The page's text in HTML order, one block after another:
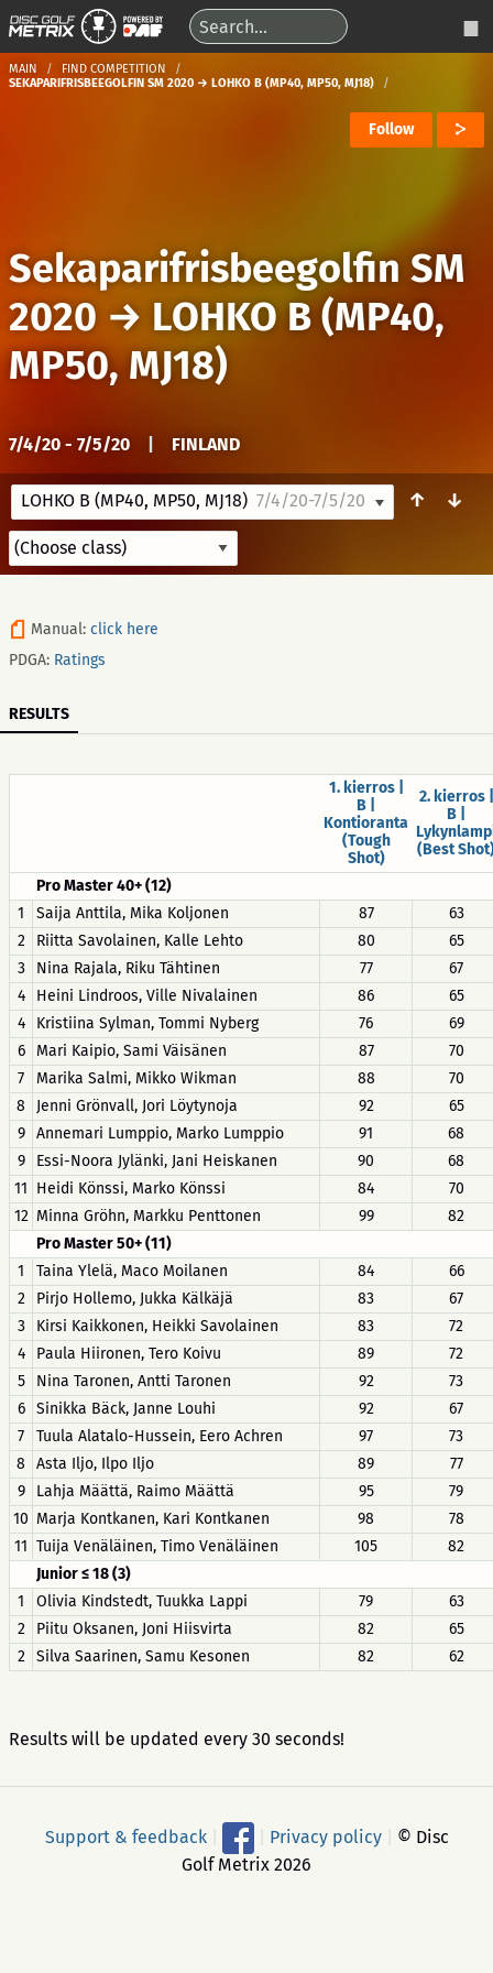
MAIN
FIND COMPETITION
SEKAPARIFRISBEEGOLFIN SM 2020 → LOHKO B (MP40, MP50, MJ18)
Follow
Sekaparifrisbeegolfin SM
2020 → LOHKO B (MP40,
MP50, MJ18)
7/4/20 - 7/5/20 FINLAND
LOHKO B (MP40, MP50, MJ18) 7/4/20-7/5/20 ↑ ↓
Manual: click here
PDGA: Ratings
RESULTS
1. kierros |
B |
Kontioranta
(Tough
Shot)
2. kierros |
B |
(Best
Pro Master 40+ (12)
1
Saija Anttila, Mika Koljonen 87
63
2
Riitta Savolainen, Kalle Lehto 80
65
3
Nina Rajala, Riku Tähtinen 77
67
4
Heini Lindroos, Ville Nivalainen 86
65
4
Kristiina Sylman, Tommi Nyberg 76
69
6
Mari Kaipio, Sami Väisänen 87
70
7
Marika Salmi, Mikko Wikman 88
70
8
Jenni Grönvall, Jori Löytynoja 92
65
9
Annemari Lumppio, Marko Lumppio 91
68
9
Essi-Noora Jylänki, Jani Heiskanen 90
68
11 Heidi Könssi, Marko Könssi 84
70
12 Minna Gröhn, Markku Penttonen 99
82
Pro Master 50+ (11)
1
Taina Ylelä, Maco Moilanen 84
66
2
Pirjo Hollemo, Jukka Kälkäjä 83
67
3
Kirsi Kaikkonen, Heikki Savolainen 83
72
4
Paula Hiironen, Tero Koivu 89
72
5
Nina Taronen, Antti Taronen 92
73
6
Sinikka Bäck, Janne Louhi 92
67
7
Tuula Alatalo-Hussein, Eero Achren 97
73
8
Asta Iljo, Ilpo Iljo 89
77
9
Lahja Määttä, Raimo Määttä 95
79
10 Marja Kontkanen, Kari Kontkanen 98
78
11 Tuija Venäläinen, Timo Venäläinen 105
82
Junior ≤ 18 (3)
1
Olivia Kindstedt, Tuukka Lappi 79
63
2
Piitu Oksanen, Joni Hiisvirta 82
65
2
Silva Saarinen, Samu Kesonen 82 62
Results will be updated every 30 seconds!
Support & feedback Privacy policy
© Disc
Golf Metrix 2026